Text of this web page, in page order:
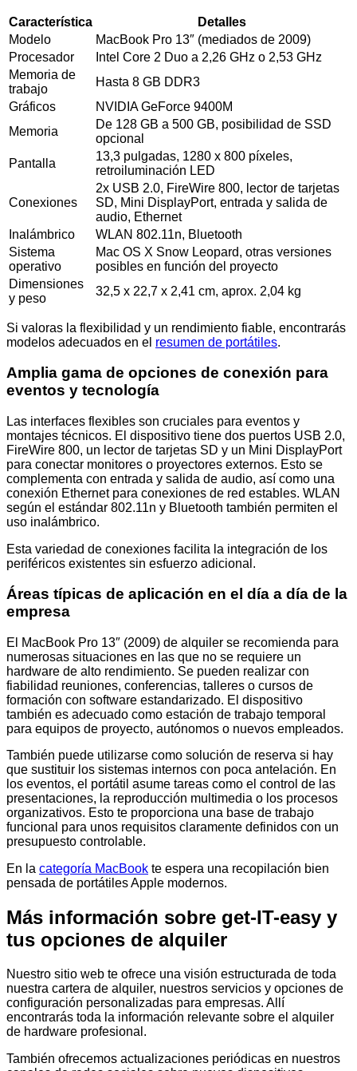
Característica
Detalles
Modelo
MacBook Pro 13″ (mediados de 2009)
Procesador
Intel Core 2 Duo a 2,26 GHz o 2,53 GHz
Memoria de
trabajo
Hasta 8 GB DDR3
Gráficos
NVIDIA GeForce 9400M
Memoria
De 128 GB a 500 GB, posibilidad de SSD
opcional
Pantalla
13,3 pulgadas, 1280 x 800 píxeles,
retroiluminación LED
Conexiones
2x USB 2.0, FireWire 800, lector de tarjetas
SD, Mini DisplayPort, entrada y salida de
audio, Ethernet
Inalámbrico
WLAN 802.11n, Bluetooth
Sistema
operativo
Mac OS X Snow Leopard, otras versiones
posibles en función del proyecto
Dimensiones
y peso
32,5 x 22,7 x 2,41 cm, aprox. 2,04 kg
Si valoras la flexibilidad y un rendimiento fiable, encontrarás
modelos adecuados en el resumen de portátiles.
Amplia gama de opciones de conexión para
eventos y tecnología
Las interfaces flexibles son cruciales para eventos y
montajes técnicos. El dispositivo tiene dos puertos USB 2.0,
FireWire 800, un lector de tarjetas SD y un Mini DisplayPort
para conectar monitores o proyectores externos. Esto se
complementa con entrada y salida de audio, así como una
conexión Ethernet para conexiones de red estables. WLAN
según el estándar 802.11n y Bluetooth también permiten el
uso inalámbrico.
Esta variedad de conexiones facilita la integración de los
periféricos existentes sin esfuerzo adicional.
Áreas típicas de aplicación en el día a día de la
empresa
El MacBook Pro 13″ (2009) de alquiler se recomienda para
numerosas situaciones en las que no se requiere un
hardware de alto rendimiento. Se pueden realizar con
fiabilidad reuniones, conferencias, talleres o cursos de
formación con software estandarizado. El dispositivo
también es adecuado como estación de trabajo temporal
para equipos de proyecto, autónomos o nuevos empleados.
También puede utilizarse como solución de reserva si hay
que sustituir los sistemas internos con poca antelación. En
los eventos, el portátil asume tareas como el control de las
presentaciones, la reproducción multimedia o los procesos
organizativos. Esto te proporciona una base de trabajo
funcional para unos requisitos claramente definidos con un
presupuesto controlable.
En la categoría MacBook te espera una recopilación bien
pensada de portátiles Apple modernos.
Más información sobre get-IT-easy y
tus opciones de alquiler
Nuestro sitio web te ofrece una visión estructurada de toda
nuestra cartera de alquiler, nuestros servicios y opciones de
configuración personalizadas para empresas. Allí
encontrarás toda la información relevante sobre el alquiler
de hardware profesional.
También ofrecemos actualizaciones periódicas en nuestros